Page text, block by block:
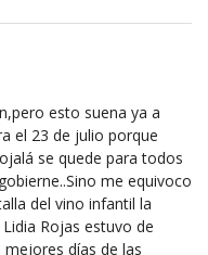
esto suena ya a
el 23 de julio porque
se quede para todos
me equivoco
del vino infantil la
Rojas estuvo de
días de las